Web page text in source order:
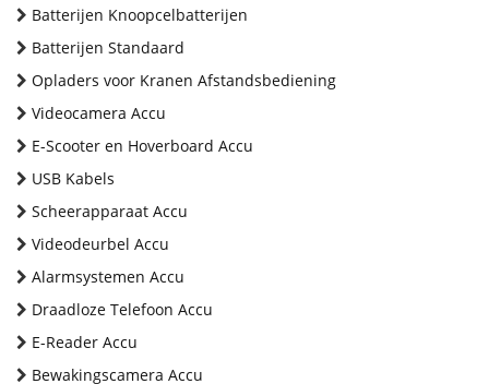
Batterijen Knoopcelbatterijen
Batterijen Standaard
Opladers voor Kranen Afstandsbediening
Videocamera Accu
E-Scooter en Hoverboard Accu
USB Kabels
Scheerapparaat Accu
Videodeurbel Accu
Alarmsystemen Accu
Draadloze Telefoon Accu
E-Reader Accu
Bewakingscamera Accu